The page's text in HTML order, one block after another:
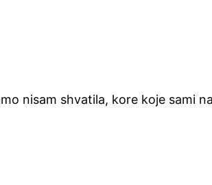
nisam shvatila, kore koje sami